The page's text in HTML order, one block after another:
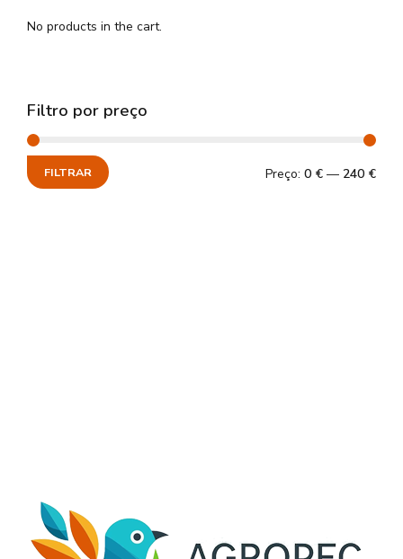
No products in the cart.
Filtro por preço
FILTRAR Preço: 0 € — 240 €